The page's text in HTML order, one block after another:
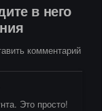
в него
комментарий
Это просто!